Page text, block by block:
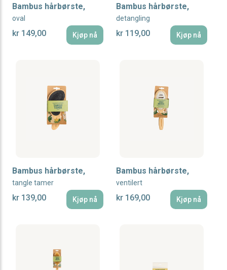
Bambus hårbørste,
oval
kr 149,00 Kjøp nå
Bambus hårbørste,
detangling
kr 119,00 Kjøp nå
Bambus hårbørste,
tangle tamer
kr 139,00 Kjøp nå
Bambus hårbørste,
ventilert
kr 169,00 Kjøp nå